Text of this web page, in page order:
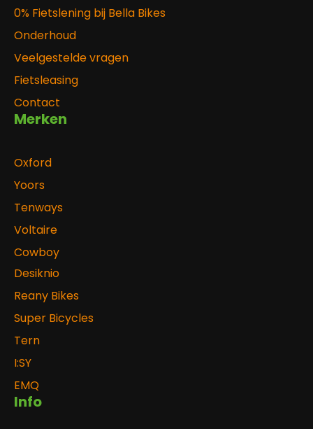
0% Fietslening bij Bella Bikes
Onderhoud
Veelgestelde vragen
Fietsleasing
Contact
Merken
Oxford
Yoors
Tenways
Voltaire
Cowboy
Desiknio
Reany Bikes
Super Bicycles
Tern
I:SY
EMQ
Info